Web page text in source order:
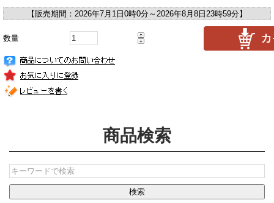
【販売期間： 2026年7月1日0時0分～ 2026年8月8日23時59分】
数量
商品検索